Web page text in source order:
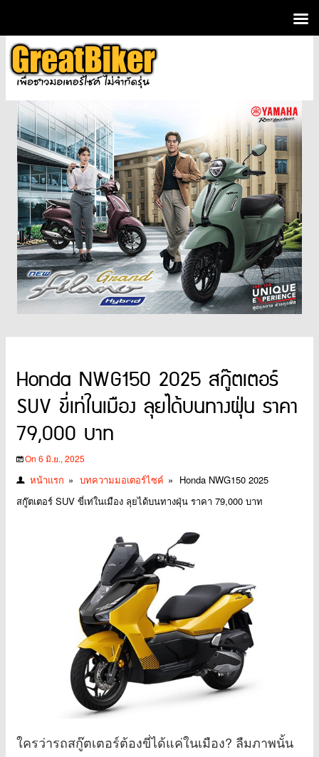
Honda NWG150 2025 สกู๊ตเตอร์
SUV ขี่เท่ในเมือง ลุยได้บนทางฝุ่น ราคา
79,000 บาท
On 6 มิ.ย., 2025
หน้าแรก » บทความมอเตอร์ไซค์ » Honda NWG150 2025
สกู๊ตเตอร์ SUV ขี่เท่ในเมือง ลุยได้บนทางฝุ่น ราคา 79,000 บาท
ใครว่ารถสกู๊ตเตอร์ต้องขี่ได้แค่ในเมือง? ลืมภาพนั้น